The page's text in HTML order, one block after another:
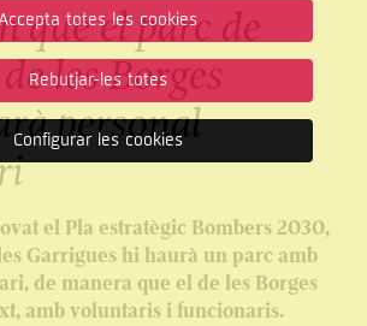
què el parc de
les Borges
personal
el Pla estratègic Bombers 2030,
Garrigues hi haurà un parc amb
de manera que el de les Borges
amb voluntaris i funcionaris.
totes les cookies
Rebutjar-les totes
Configurar les cookies